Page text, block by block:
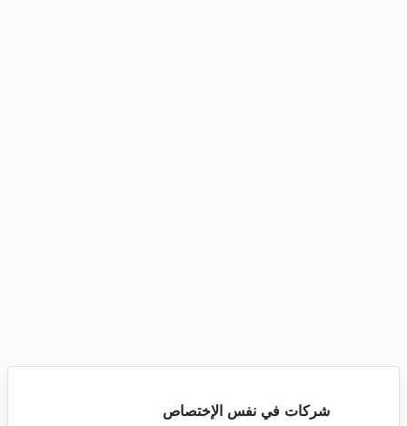
شركات في نفس الإختصاص